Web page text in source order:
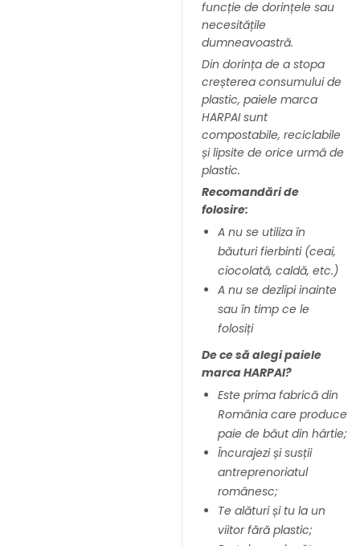
funcție de dorințele sau
necesitățile
dumneavoastră.
Din dorința de a stopa
creșterea consumului de
plastic, paiele marca
HARPAI sunt
compostabile, reciclabile
și lipsite de orice urmă de
plastic.
Recomandări de
folosire:
A nu se utiliza în
băuturi fierbinti (ceai,
ciocolată, caldă, etc.)
A nu se dezlipi inainte
sau în timp ce le
folosiți
De ce să alegi paiele
marca HARPAI?
Este prima fabrică din
România care produce
paie de băut din hârtie;
Încurajezi și susții
antreprenoriatul
românesc;
Te alături și tu la un
viitor fără plastic;